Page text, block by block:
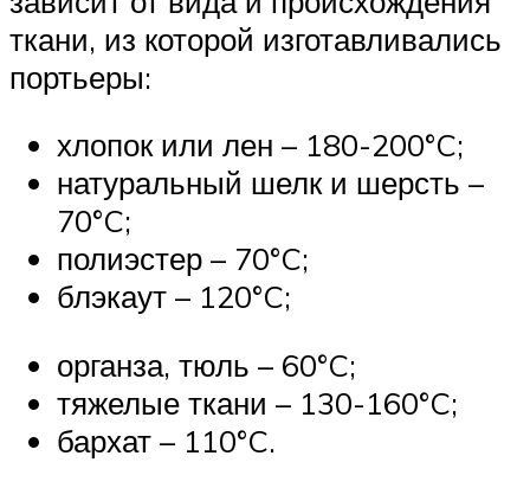
ткани, из которой изготавливались
портьеры:
хлопок или лен – 180-200°C;
натуральный шелк и шерсть –
70°C;
полиэстер – 70°C;
блэкаут – 120°C;
органза, тюль – 60°C;
тяжелые ткани – 130-160°C;
бархат – 110°C.